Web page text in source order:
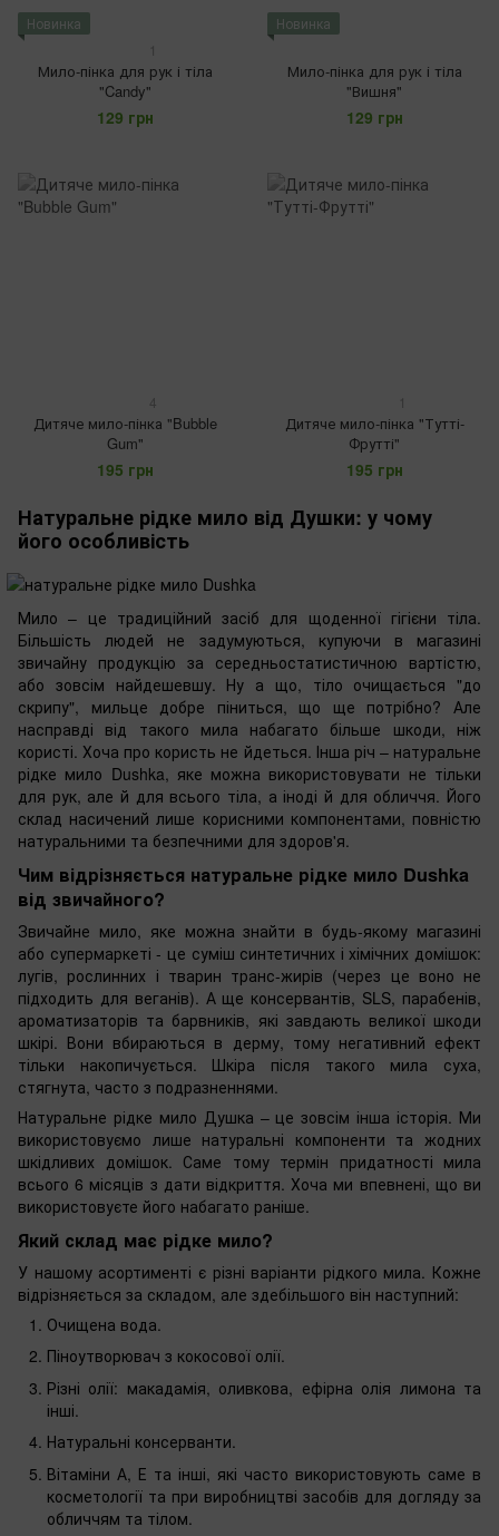
Новинка
1
Мило-пінка для рук і тіла
"Candy"
129 грн
Новинка
Мило-пінка для рук і тіла
"Вишня"
129 грн
4
Дитяче мило-пінка "Bubble
Gum"
195 грн
1
Дитяче мило-пінка "Тутті-
Фрутті"
195 грн
Натуральне рідке мило від Душки: у чому
його особливість
Мило – це традиційний засіб для щоденної гігієни тіла.
Більшість людей не задумуються, купуючи в магазині
звичайну продукцію за середньостатистичною вартістю,
або зовсім найдешевшу. Ну а що, тіло очищається "до
скрипу", мильце добре піниться, що ще потрібно? Але
насправді від такого мила набагато більше шкоди, ніж
користі. Хоча про користь не йдеться. Інша річ – натуральне
рідке мило Dushka, яке можна використовувати не тільки
для рук, але й для всього тіла, а іноді й для обличчя. Його
склад насичений лише корисними компонентами, повністю
натуральними та безпечними для здоров'я.
Чим відрізняється натуральне рідке мило Dushka
від звичайного?
Звичайне мило, яке можна знайти в будь-якому магазині
або супермаркеті - це суміш синтетичних і хімічних домішок:
лугів, рослинних і тварин транс-жирів (через це воно не
підходить для веганів). А ще консервантів, SLS, парабенів,
ароматизаторів та барвників, які завдають великої шкоди
шкірі. Вони вбираються в дерму, тому негативний ефект
тільки накопичується. Шкіра після такого мила суха,
стягнута, часто з подразненнями.
Натуральне рідке мило Душка – це зовсім інша історія. Ми
використовуємо лише натуральні компоненти та жодних
шкідливих домішок. Саме тому термін придатності мила
всього 6 місяців з дати відкриття. Хоча ми впевнені, що ви
використовуєте його набагато раніше.
Який склад має рідке мило?
У нашому асортименті є різні варіанти рідкого мила. Кожне
відрізняється за складом, але здебільшого він наступний:
Очищена вода.
Піноутворювач з кокосової олії.
Різні олії: макадамія, оливкова, ефірна олія лимона та
інші.
Натуральні консерванти.
Вітаміни А, Е та інші, які часто використовують саме в
косметології та при виробництві засобів для догляду за
обличчям та тілом.